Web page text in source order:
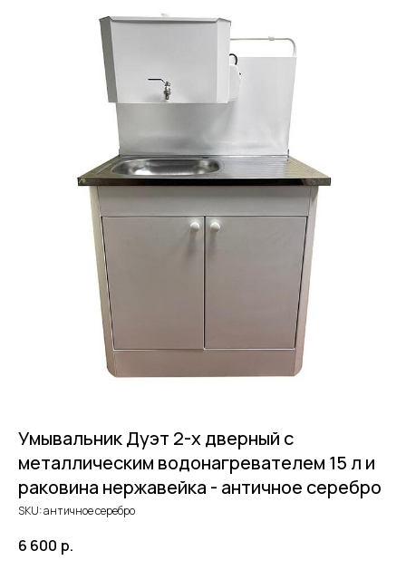
Умывальник Дуэт 2-х дверный c
металлическим водонагревателем 15 л и
раковина нержавейка - античное серебро
SKU:античное серебро
6 600 р.